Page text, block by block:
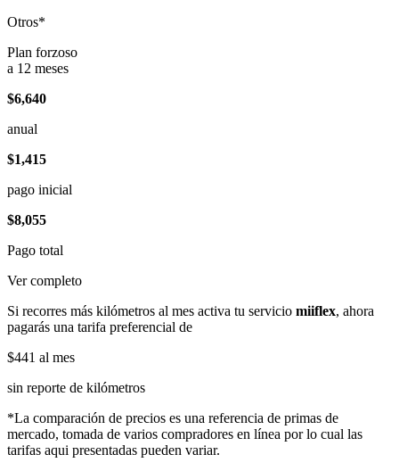
Otros*
Plan forzoso
a 12 meses
$6,640
anual
$1,415
pago inicial
$8,055
Pago total
Ver completo
Si recorres más kilómetros al mes activa tu servicio miiflex, ahora
pagarás una tarifa preferencial de
$441 al mes
sin reporte de kilómetros
*La comparación de precios es una referencia de primas de
mercado, tomada de varios compradores en línea por lo cual las
tarifas aqui presentadas pueden variar.